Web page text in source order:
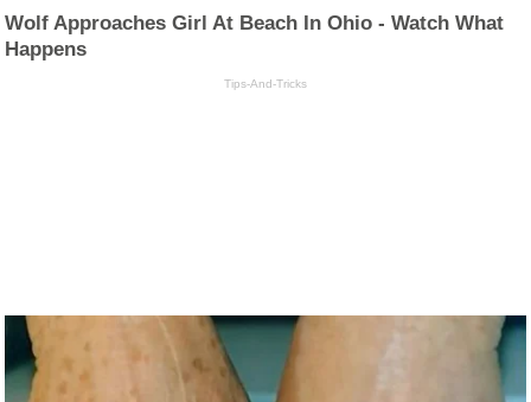
Wolf Approaches Girl At Beach In Ohio - Watch What
Happens
Tips-And-Tricks